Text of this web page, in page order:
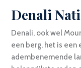
Denali
Denali, ook wel
een berg, het is een
adembenemende